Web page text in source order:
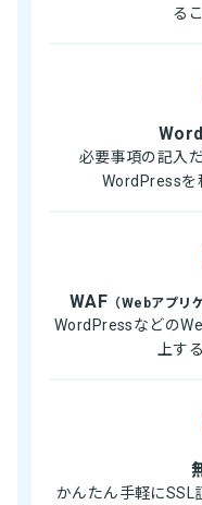
る
必要事項の記入
WordPressを
WAF （Webアプリ
WordPressなどの
上す
かんたん手軽にSSL